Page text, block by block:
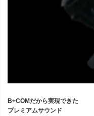
B+COMだから実現できた
プレミアムサウンド